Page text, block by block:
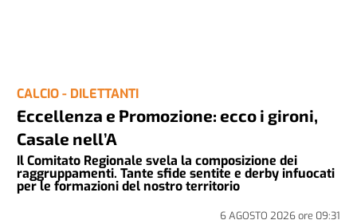
CALCIO - DILETTANTI
Eccellenza e Promozione: ecco i gironi,
Casale nell’A
Il Comitato Regionale svela la composizione dei
raggruppamenti. Tante sfide sentite e derby infuocati
per le formazioni del nostro territorio
6 AGOSTO 2026ore 09:31